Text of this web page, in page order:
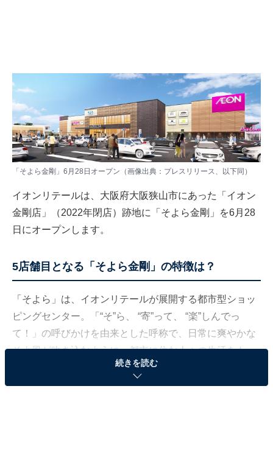
「そよら金剛」6月28日オープン（画像出典：プレスリリース、以下同）
イオンリテールは、大阪府大阪狭山市にあった「イオン
金剛店」（2022年閉店）跡地に「そよら金剛」を6月28
日にオープンします。
5店舗目となる「そよら金剛」の特徴は？
「そよら」は、イオンリテールが展開する都市型ショッ
ピングセンター。「“そ”ら、 “寄”って、 “楽”しんでっ
て！」の呼びかけを由来とした呼称で、日常に爽やかな
そよ風が吹き込むように、都市に住む人々の生活をもっ
と楽しく、心地よく過ごすための施設」という思いが込
められています。
続きを読む